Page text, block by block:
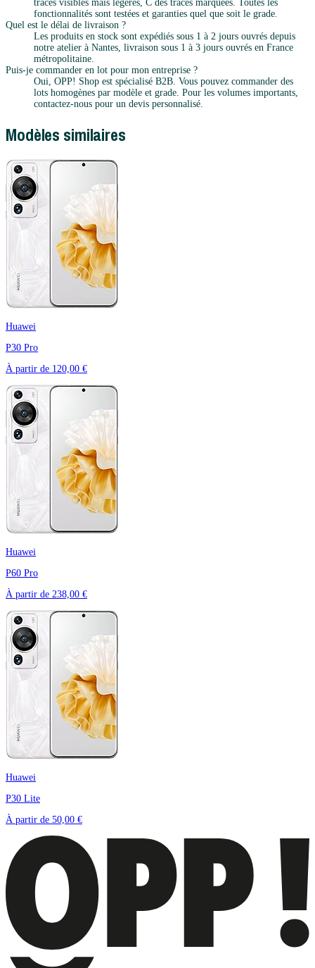
traces visibles mais légères, C des traces marquées. Toutes les
fonctionnalités sont testées et garanties quel que soit le grade.
Quel est le délai de livraison ?
Les produits en stock sont expédiés sous 1 à 2 jours ouvrés depuis
notre atelier à Nantes, livraison sous 1 à 3 jours ouvrés en France
métropolitaine.
Puis-je commander en lot pour mon entreprise ?
Oui, OPP! Shop est spécialisé B2B. Vous pouvez commander des
lots homogènes par modèle et grade. Pour les volumes importants,
contactez-nous pour un devis personnalisé.
Modèles similaires
Huawei
P30 Pro
À partir de 120,00 €
Huawei
P60 Pro
À partir de 238,00 €
Huawei
P30 Lite
À partir de 50,00 €